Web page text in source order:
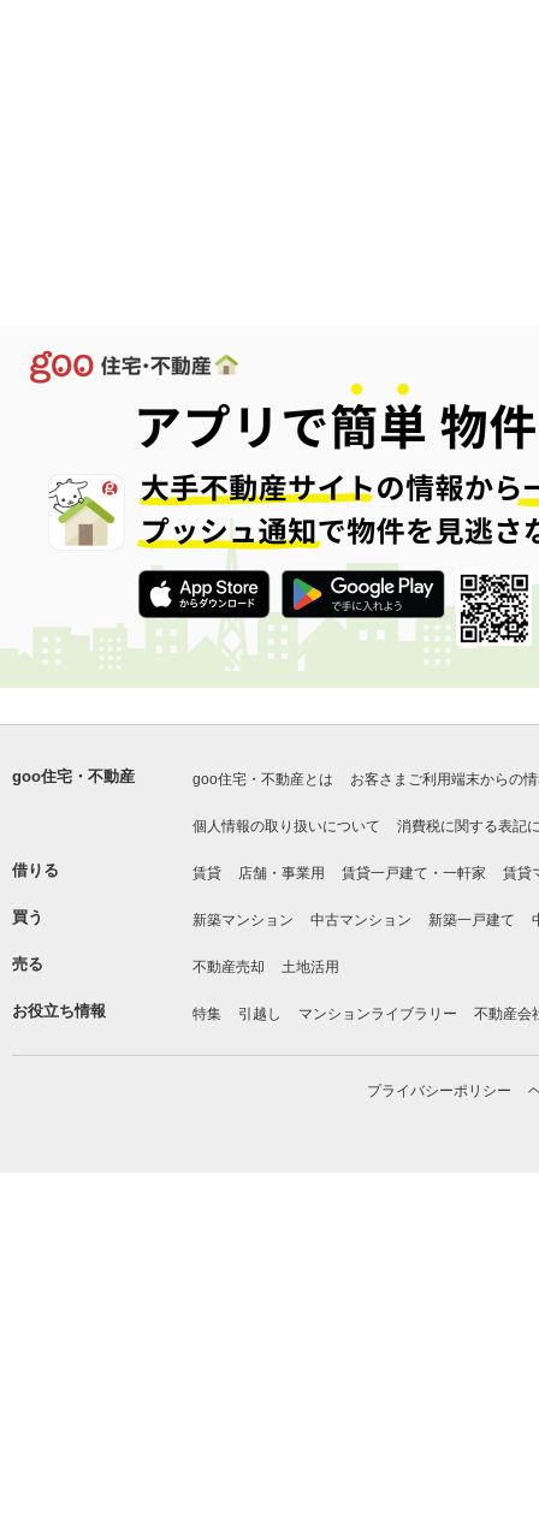
goo住宅・不動産 goo住宅・不動産とは お客さまご利用端末からの
個人情報の取り扱いについて 消費税に関する表記
借りる 賃貸 店舗・事業用 賃貸一戸建て・一軒家 賃貸
買う 新築マンション 中古マンション 新築一戸建て
売る 不動産売却 土地活用
お役立ち情報 特集 引越し マンションライブラリー 不動産会
プライバシーポリシー